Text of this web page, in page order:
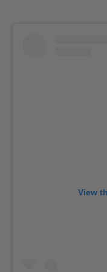
View